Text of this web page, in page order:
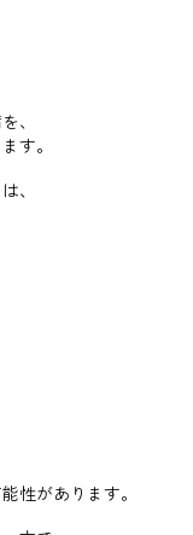
、
す。
、
性があります。